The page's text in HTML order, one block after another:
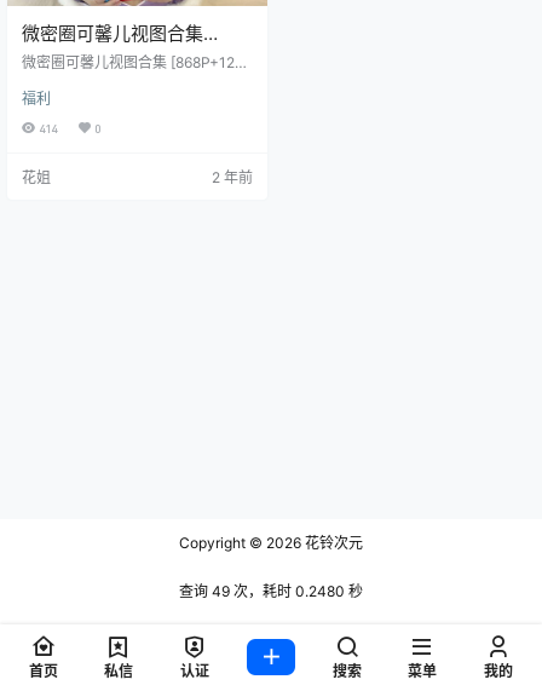
微密圈可馨儿视图合集
[868P+128V+2.54G]
微密圈可馨儿视图合集 [868P+128V
福利
414 0
花姐 2 年前
Copyright © 2026 花铃次元
查询 49 次，耗时 0.2480 秒
首页 私信 认证 搜索 菜单 我的